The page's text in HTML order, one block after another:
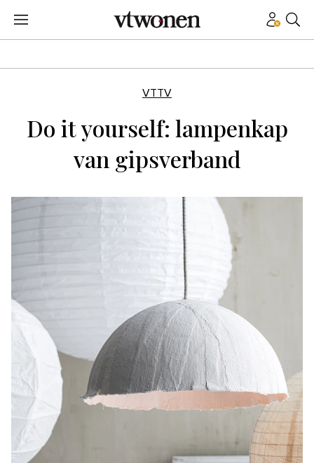
VTTV
Do it yourself: lampenkap
van gipsverband